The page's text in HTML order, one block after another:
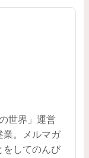
世界」運営
業。メルマガ
をしてのんび